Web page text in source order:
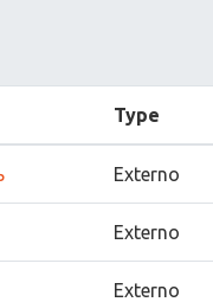
Type
Externo
Externo
Externo